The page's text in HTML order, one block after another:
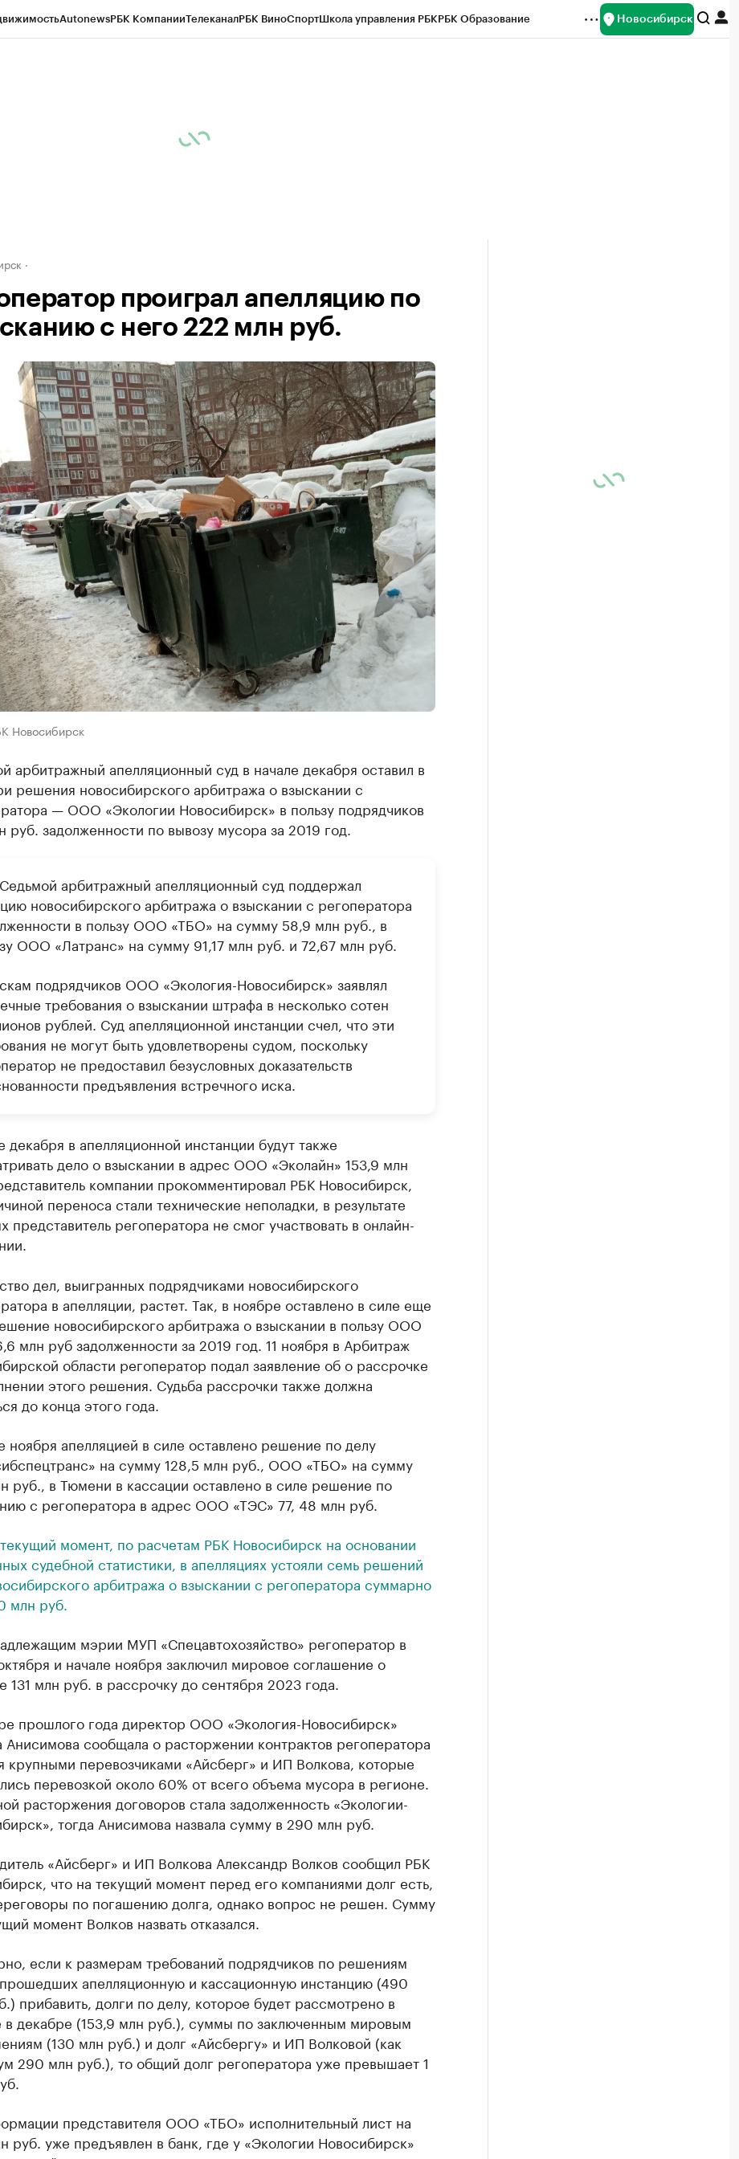
AutonewsРБК КомпанииТелеканалРБК ВиноСпортШкола управления РБКРБК Образование Новосибирск
проиграл апелляцию по
с него 222 млн руб.
Новосибирск
арбитражный апелляционный суд в начале декабря оставил в
решения новосибирского арбитража о взыскании с
— ООО «Экологии Новосибирск» в пользу подрядчиков
руб. задолженности по вывозу мусора за 2019 год.
арбитражный апелляционный суд поддержал
новосибирского арбитража о взыскании с регоператора
в пользу ООО «ТБО» на сумму 58,9 млн руб., в
ООО «Латранс» на сумму 91,17 млн руб. и 72,67 млн руб.
подрядчиков ООО «Экология-Новосибирск» заявлял
требования о взыскании штрафа в несколько сотен
рублей. Суд апелляционной инстанции счел, что эти
не могут быть удовлетворены судом, поскольку
не предоставил безусловных доказательств
предъявления встречного иска.
декабря в апелляционной инстанции будут также
дело о взыскании в адрес ООО «Эколайн» 153,9 млн
компании прокомментировал РБК Новосибирск,
переноса стали технические неполадки, в результате
представитель регоператора не смог участвовать в онлайн-
дел, выигранных подрядчиками новосибирского
в апелляции, растет. Так, в ноябре оставлено в силе еще
новосибирского арбитража о взыскании в пользу ООО
млн руб задолженности за 2019 год. 11 ноября в Арбитраж
области регоператор подал заявление об о рассрочке
этого решения. Судьба рассрочки также должна
до конца этого года.
ноября апелляцией в силе оставлено решение по делу
на сумму 128,5 млн руб., ООО «ТБО» на сумму
руб., в Тюмени в кассации оставлено в силе решение по
с регоператора в адрес ООО «ТЭС» 77, 48 млн руб.
момент, по расчетам РБК Новосибирск на основании
судебной статистики, в апелляциях устояли семь решений
арбитража о взыскании с регоператора суммарно
млн руб.
мэрии МУП «Спецавтохозяйство» регоператор в
и начале ноября заключил мировое соглашение о
131 млн руб. в рассрочку до сентября 2023 года.
прошлого года директор ООО «Экология-Новосибирск»
Анисимова сообщала о расторжении контрактов регоператора
крупными перевозчиками «Айсберг» и ИП Волкова, которые
перевозкой около 60% от всего объема мусора в регионе.
расторжения договоров стала задолженность «Экологии-
тогда Анисимова назвала сумму в 290 млн руб.
«Айсберг» и ИП Волкова Александр Волков сообщил РБК
что на текущий момент перед его компаниями долг есть,
по погашению долга, однако вопрос не решен. Сумму
момент Волков назвать отказался.
если к размерам требований подрядчиков по решениям
апелляционную и кассационную инстанцию (490
прибавить, долги по делу, которое будет рассмотрено в
в декабре (153,9 млн руб.), суммы по заключенным мировым
(130 млн руб.) и долг «Айсбергу» и ИП Волковой (как
290 млн руб.), то общий долг регоператора уже превышает 1
представителя ООО «ТБО» исполнительный лист на
руб. уже предъявлен в банк, где у «Экологии Новосибирск»